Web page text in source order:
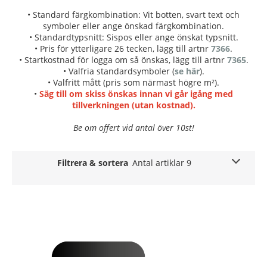
• Standard färgkombination: Vit botten, svart text och
symboler eller ange önskad färgkombination.
• Standardtypsnitt: Sispos eller ange önskat typsnitt.
• Pris för ytterligare 26 tecken, lägg till artnr 7366.
• Startkostnad för logga om så önskas, lägg till artnr 7365.
• Valfria standardsymboler (se här).
• Valfritt mått (pris som närmast högre m²).
• Säg till om skiss önskas innan vi går igång med
tillverkningen (utan kostnad).
Be om offert vid antal över 10st!
Filtrera & sortera Antal artiklar 9